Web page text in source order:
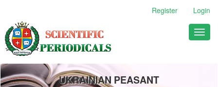
Main
Content
Sidebar
Register Login
UKRAINIAN PEASANT